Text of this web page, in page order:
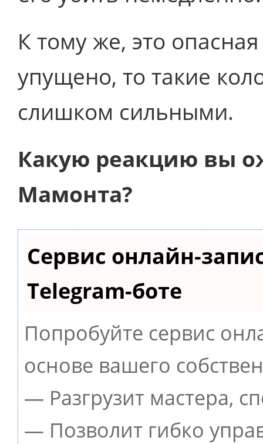
К тому же, это
упущено, то такие
слишком сильными.
Какую реакцию вы
Мамонта?
Сервис онлайн-
Telegram-боте
Попробуйте сервис
основе вашего
— Разгрузит мастера,
— Позволит гибко